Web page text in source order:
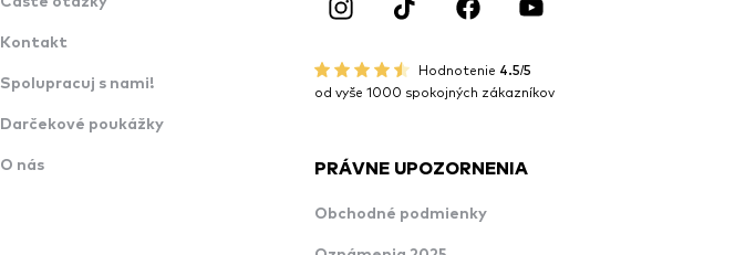
Kontakt
Spolupracuj s nami!
Darčekové poukážky
O nás
Hodnotenie 4.5/5
od vyše 1000 spokojných zákazníkov
PRÁVNE UPOZORNENIA
Obchodné podmienky